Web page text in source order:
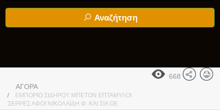
Αναζήτηση
668
ΑΓΟΡΑ
ΕΜΠΟΡΙΟ ΣΙΔΗΡΟΥ ΜΠΕΤΟΝ ΕΠΤΑΜΥΛΟΙ
ΣΕΡΡΕΣ ΑΦΟΙ ΝΙΚΟΛΑΪΔΗ Φ. ΚΑΙ ΣΙΑ ΟΕ